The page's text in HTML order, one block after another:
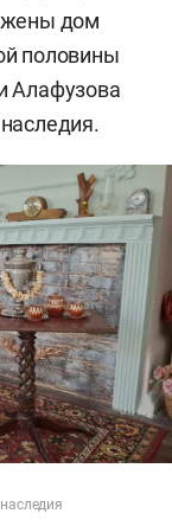
дом
половины
Алафузова